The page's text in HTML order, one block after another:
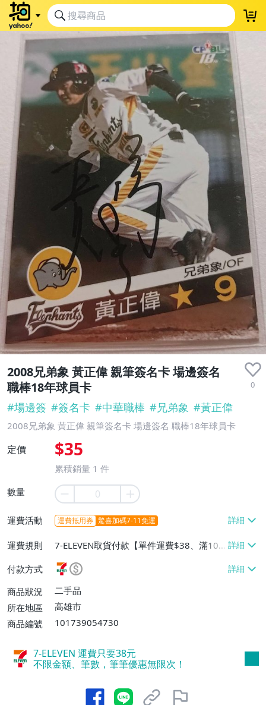
2008兄弟象 黃正偉 親筆簽名卡 場邊簽名
職棒18年球員卡
0
#場邊簽 #簽名卡 #中華職棒 #兄弟象 #黃正偉
2008兄弟象 黃正偉 親筆簽名卡 場邊簽名 職棒18年球員卡
定價 $35
累積銷量 1 件
數量
運費活動 運費抵用券 驚喜加碼7-11免運
運費規則
7-ELEVEN取貨付款【單件運費$38、滿10
件運費$60、滿10件或消費滿$1500免運
費】
付款方式
商品狀況
二手品
所在地區
高雄市
商品編號
101739054730
7-ELEVEN 運費只要38元
不限金額、筆數，筆筆優惠無限次！